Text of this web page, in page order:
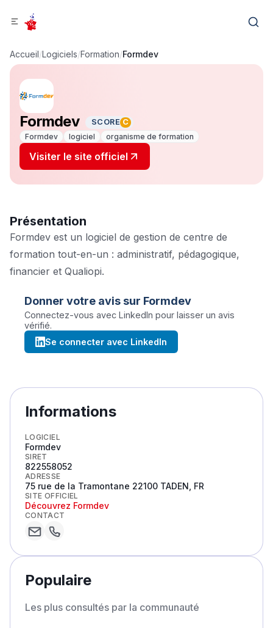
Accueil/Logiciels/Formation/Formdev
Formdev SCORE C
Formdev
logiciel organisme de formation
Visiter le site officiel
Présentation
Formdev est un logiciel de gestion de centre de
formation tout-en-un : administratif, pédagogique,
financier et Qualiopi.
Donner votre avis sur Formdev
Connectez-vous avec LinkedIn pour laisser un avis
vérifié.
Se connecter avec LinkedIn
Informations
LOGICIEL
Formdev
SIRET
822558052
ADRESSE
75 rue de la Tramontane 22100 TADEN, FR
SITE OFFICIEL
Découvrez Formdev
CONTACT
Populaire
Les plus consultés par la communauté